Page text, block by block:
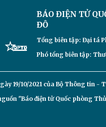
BÁO ĐIỆN TỬ
ĐÔ
Tổng biên tập: Đại tá
Phó tổng biên tập:
19/10/2021 của Bộ Thông tin -
"Báo điện tử Quốc phòng